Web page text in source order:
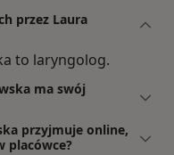
przez Laura
to laryngolog.
ma swój
przyjmuje online,
placówce?